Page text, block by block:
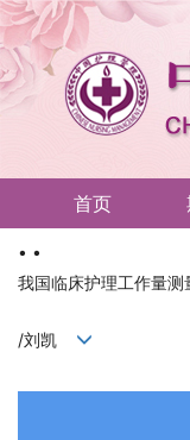
首页
• •
我国临床护理工作量测
/刘凯